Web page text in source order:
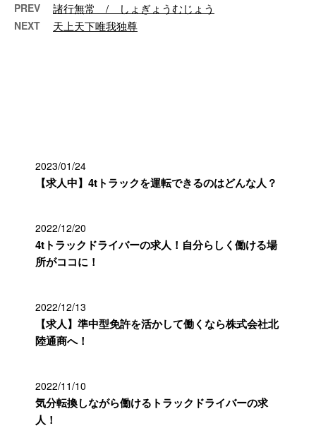
PREV 諸行無常 / しょぎょうむじょう
NEXT 天上天下唯我独尊
2023/01/24
【求人中】4tトラックを運転できるのはどんな人？
2022/12/20
4tトラックドライバーの求人！自分らしく働ける場
所がココに！
2022/12/13
【求人】準中型免許を活かして働くなら株式会社北
陸通商へ！
2022/11/10
気分転換しながら働けるトラックドライバーの求
人！